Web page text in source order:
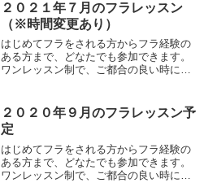
２０２１年７月のフラレッスン
（※時間変更あり）
はじめてフラをされる方からフラ経験の
ある方まで、どなたでも参加できます。
ワンレッスン制で、ご都合の良い時に参
内容はいずれも、はじめてクラス（初心
者～初級）参加費は１レッ...
２０２０年９月のフラレッスン予
定
はじめてフラをされる方からフラ経験の
ある方まで、どなたでも参加できます。
ワンレッスン制で、ご都合の良い時に参